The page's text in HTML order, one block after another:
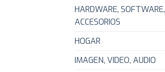
HARDWARE, SOFTWARE,
ACCESORIOS
HOGAR
IMAGEN, VIDEO, AUDIO